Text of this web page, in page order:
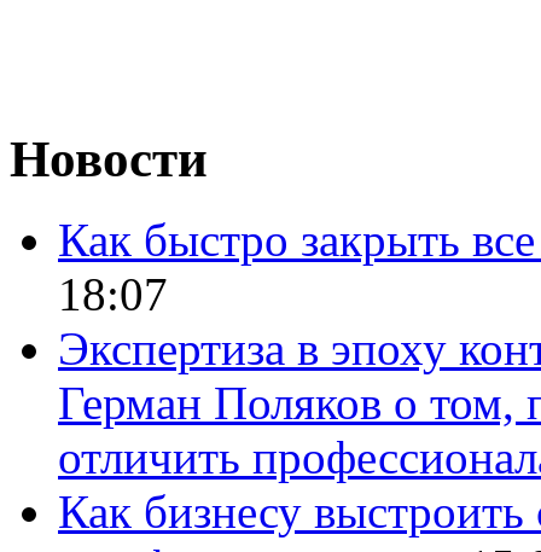
Новости
Как быстро закрыть
18:07
Экспертиза в эпоху
Герман Поляков о том,
отличить
Как бизнесу